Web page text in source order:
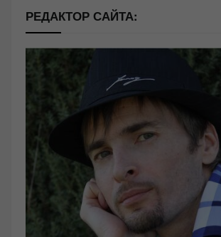
РЕДАКТОР САЙТА: